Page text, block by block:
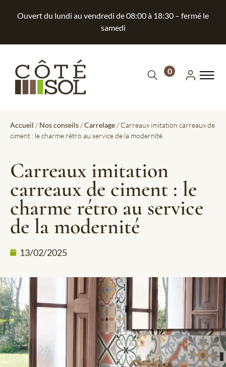
Ouvert du lundi au vendredi de 08:00 à 18:30 – fermé le
samedi
0
Accueil / Nos conseils /Carrelage / Carreaux imitation carreaux de
ciment : le charme rétro au service de la modernité
Carreaux imitation
carreaux de ciment : le
charme rétro au service
de la modernité
13/02/2025